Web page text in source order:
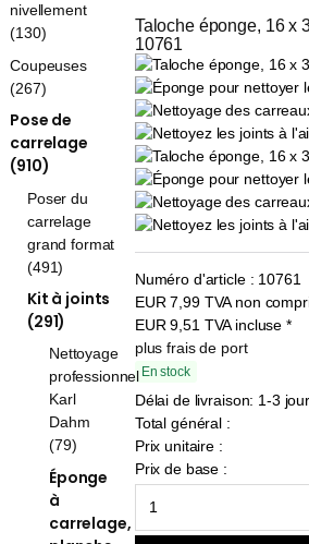
Taloche éponge, 16 x
10761
Numéro d'article : 10761
EUR7,99 TVA non
EUR9,51 TVA incluse *
plus frais de port
En stock
Délai de livraison: 1-3
Total général :
Prix unitaire :
Prix de base :
nivellement
(130)
Coupeuses
(267)
Pose de
carrelage
(910)
Poser du
carrelage
grand format
(491)
Kit à joints
(291)
Nettoyage
professionnel
Karl
Dahm
(79)
Éponge
à
carrelage,